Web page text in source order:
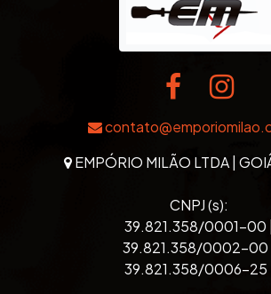
EMPÓRIO MILÃO LTDA |
CNPJ (s):
39.821.358/0001-00 |
39.821.358/0002-00 |
39.821.358/0006-25 |